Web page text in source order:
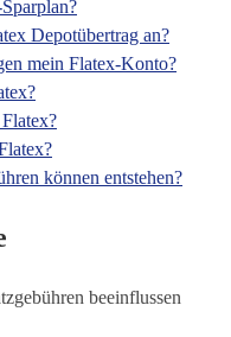
Depotübertrag an?
mein Flatex-Konto?
können entstehen?
beeinflussen